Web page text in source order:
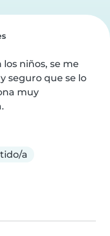
niños, se me
seguro que se lo
muy
a